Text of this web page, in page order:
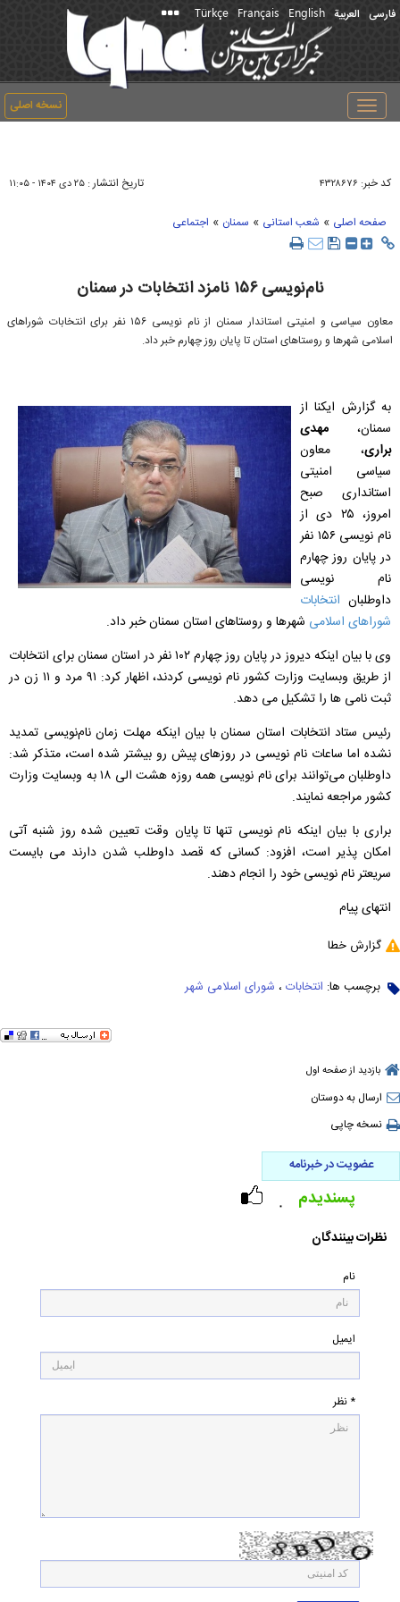
فارسی العربیة English
Français
Türkçe
نسخه اصلی
Toggle
navigation
کد خبر: ۴۳۲۸۶۷۶ تاریخ انتشار : ۲۵ دی ۱۴۰۴ - ۱۱:۰۵
صفحه اصلی » شعب استانی » سمنان » اجتماعی
نام‌نویسی ۱۵۶ نامزد انتخابات در سمنان
معاون سیاسی و امنیتی استاندار سمنان از نام نویسی ۱۵۶ نفر برای انتخابات شوراهای
اسلامی شهرها و روستاهای استان تا پایان روز چهارم خبر داد.
به گزارش ایکنا از
سمنان، مهدی
براری، معاون
سیاسی امنیتی
استانداری صبح
امروز، ۲۵ دی از
نام نویسی ۱۵۶ نفر
در پایان روز چهارم
نام نویسی
داوطلبان انتخابات
شوراهای اسلامی شهرها و روستاهای استان سمنان خبر داد.
وی با بیان اینکه دیروز در پایان روز چهارم ۱۰۲ نفر در استان سمنان برای انتخابات
از طریق وبسایت وزارت کشور نام نویسی کردند، اظهار کرد: ۹۱ مرد و ۱۱ زن در
ثبت نامی ها را تشکیل می دهد.
رئیس ستاد انتخابات استان سمنان با بیان اینکه مهلت زمان نام‌نویسی تمدید
نشده اما ساعات نام نویسی در روزهای پیش رو بیشتر شده است، متذکر شد:
داوطلبان می‌توانند برای نام نویسی همه روزه هشت الی ۱۸ به وبسایت وزارت
کشور مراجعه نمایند.
براری با بیان اینکه نام نویسی تنها تا پایان وقت تعیین شده روز شنبه آتی
امکان پذیر است، افزود: کسانی که قصد داوطلب شدن دارند می بایست
سریعتر نام نویسی خود را انجام دهند.
انتهای پیام
گزارش خطا
برچسب ها: انتخابات ، شورای اسلامی شهر
بازدید از صفحه اول
ارسال به دوستان
نسخه چاپی
عضویت در خبرنامه
۰ پسندیدم
نظرات بینندگان
نام
ایمیل
* نظر